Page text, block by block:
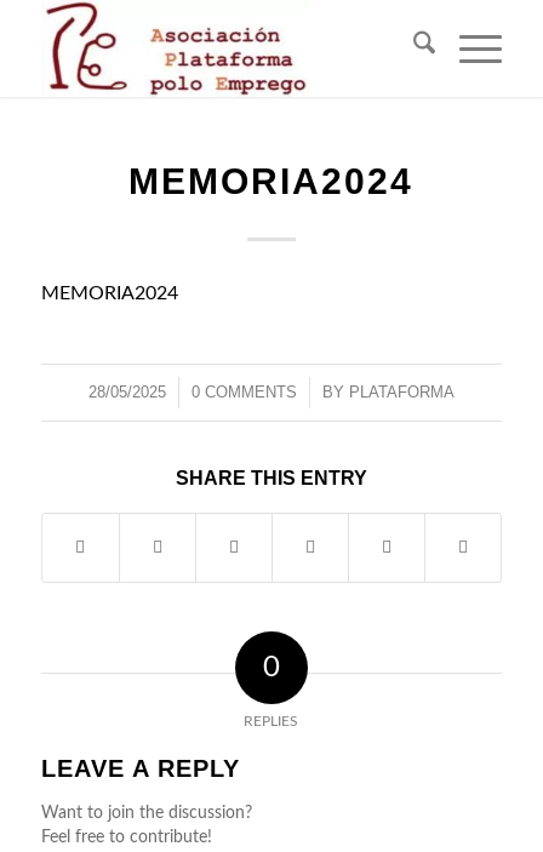
MEMORIA2024
MEMORIA2024
28/05/2025
/ 0 COMMENTS
/ BY PLATAFORMA
SHARE THIS ENTRY
0
REPLIES
LEAVE A REPLY
Want to join the discussion?
Feel free to contribute!